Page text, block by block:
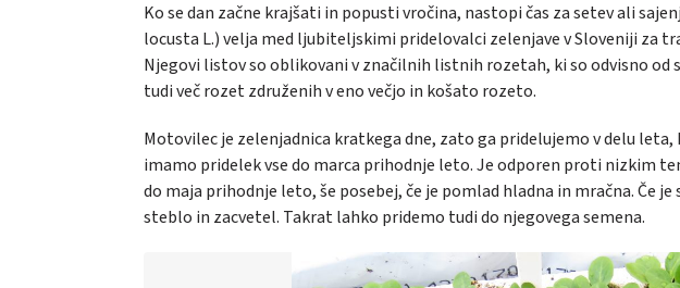
Ko se dan začne krajšati in popusti vročina, nastopi čas za setev ali
locusta L.)velja med ljubiteljskimi pridelovalci zelenjave v Sloveniji za
Njegovi listov so oblikovani v značilnih listnih rozetah, ki so odvisno od
tudi več rozet združenih v eno večjo in košato rozeto.
Motovilec je zelenjadnica kratkega dne, zato ga pridelujemo v delu leta,
imamo pridelek vse do marca prihodnje leto. Je odporen proti nizkim
do maja prihodnje leto, še posebej, če je pomlad hladna in mračna. Če
steblo in zacvetel. Takrat lahko pridemo tudi do njegovega semena.